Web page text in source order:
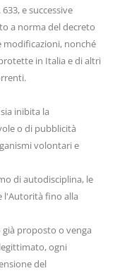
e successive
a norma del decreto
modificazioni, nonché
in Italia e di altri
inibita la
o di pubblicità
volontari e
di autodisciplina, le
l'Autorità fino alla
proposto o venga
ogni
del